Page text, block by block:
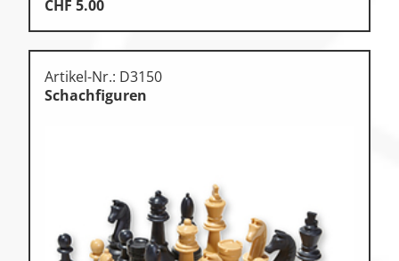
CHF 5.00
Artikel-Nr.: D3150
Schachfiguren